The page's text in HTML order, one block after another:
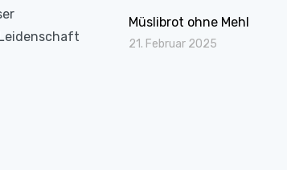
Müslibrot ohne Mehl
21. Februar 2025